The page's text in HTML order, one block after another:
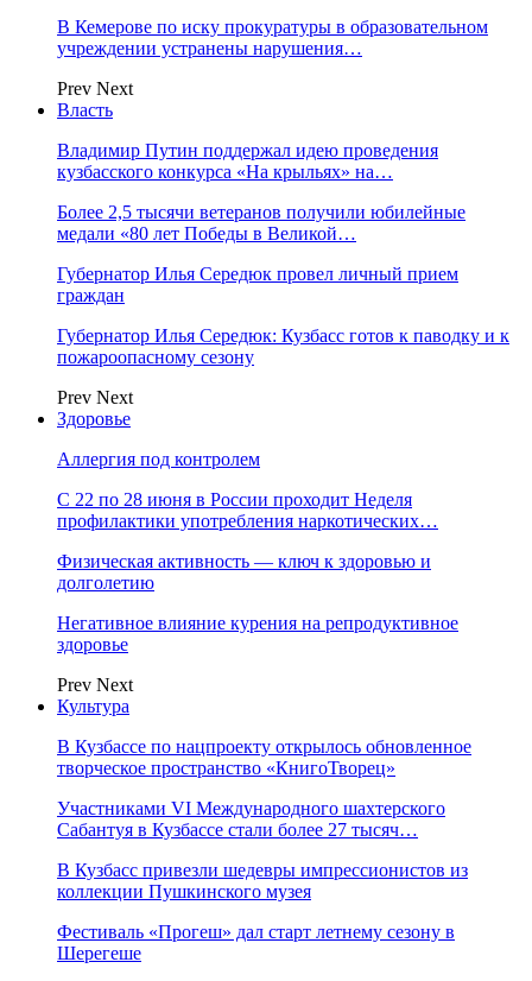
В Кемерове по иску прокуратуры в образовательном
учреждении устранены нарушения…
Prev Next
Власть
Владимир Путин поддержал идею проведения
кузбасского конкурса «На крыльях» на…
Более 2,5 тысячи ветеранов получили юбилейные
медали «80 лет Победы в Великой…
Губернатор Илья Середюк провел личный прием
граждан
Губернатор Илья Середюк: Кузбасс готов к паводку и к
пожароопасному сезону
Prev Next
Здоровье
Аллергия под контролем
С 22 по 28 июня в России проходит Неделя
профилактики употребления наркотических…
Физическая активность — ключ к здоровью и
долголетию
Негативное влияние курения на репродуктивное
здоровье
Prev Next
Культура
В Кузбассе по нацпроекту открылось обновленное
творческое пространство «КнигоТворец»
Участниками VI Международного шахтерского
Сабантуя в Кузбассе стали более 27 тысяч…
В Кузбасс привезли шедевры импрессионистов из
коллекции Пушкинского музея
Фестиваль «Прогеш» дал старт летнему сезону в
Шерегеше